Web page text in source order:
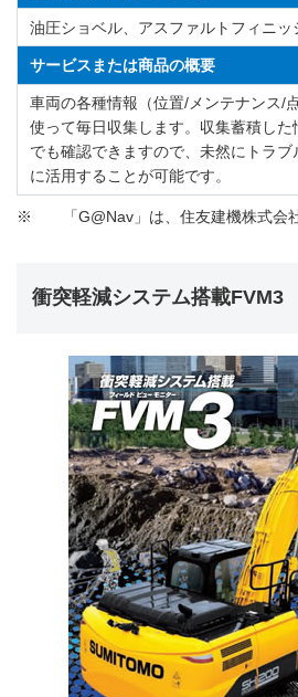
油圧ショベル、アスファルトフィニッ
サービスまたは商品の概要
車両の各種情報（位置/メンテナンス/
使って毎日収集します。収集蓄積し
でも確認できますので、未然にトラ
に活用することが可能です。
※ 「G@Nav」は、住友建機株式会
衝突軽減システム搭載FVM3